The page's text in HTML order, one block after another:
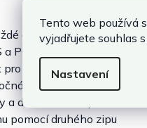
Tento web používá
vyjadřujete souhlas
Nastavení
cestování
PC materiálu
bezpečnou přepravu
o 360 stupňů
dodatečná kapsa
pomocí druhého zipu